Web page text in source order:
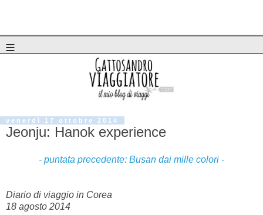
≡
venerdì 17 ottobre 2014
Jeonju: Hanok experience
- puntata precedente: Busan dai mille colori -
Diario di viaggio in Corea
18 agosto 2014